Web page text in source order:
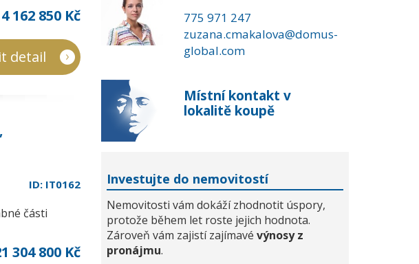
162 850 Kč
detail
ID: IT0162
části
304 800 Kč
775 971 247
zuzana.cmakalova@domus-
global.com
Místní kontakt v
lokalitě koupě
Investujte do nemovitostí
Nemovitosti vám dokáží zhodnotit úspory,
protože během let roste jejich hodnota.
Zároveň vám zajistí zajímavé výnosy z
pronájmu.